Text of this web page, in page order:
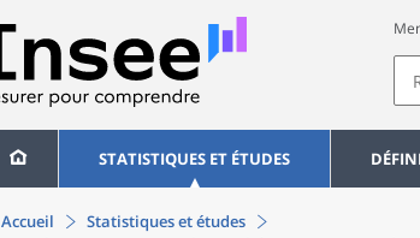
STATISTIQUES ET ÉTUDES
Accueil Statistiques et études